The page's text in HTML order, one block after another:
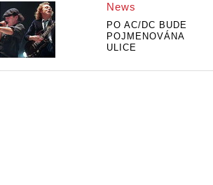
News
PO AC/DC BUDE
POJMENOVÁNA
ULICE